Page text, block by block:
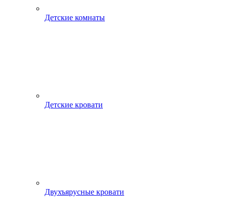
Детские комнаты
Детские кровати
Двухъярусные кровати